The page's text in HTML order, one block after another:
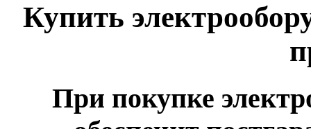
Купить
При покупке